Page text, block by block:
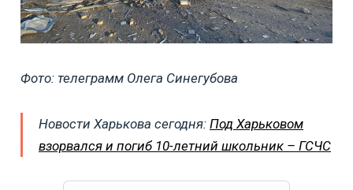
Фото: телеграмм Олега Синегубова
Новости Харькова сегодня: Под Харьковом
взорвался и погиб 10-летний школьник – ГСЧС